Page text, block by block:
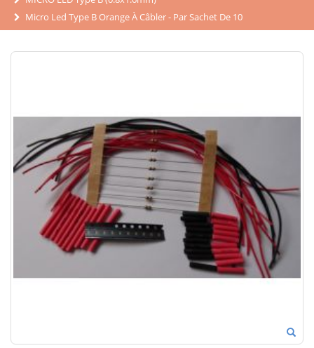
Micro Led Type B Orange À Câbler - Par Sachet De 10